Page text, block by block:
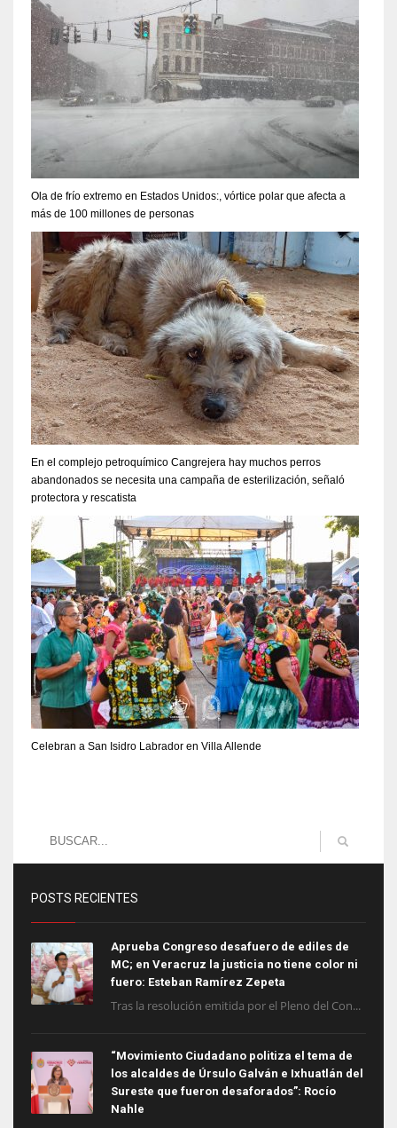
Ola de frío extremo en Estados Unidos:, vórtice polar que afecta a
más de 100 millones de personas
En el complejo petroquímico Cangrejera hay muchos perros
abandonados se necesita una campaña de esterilización, señaló
protectora y rescatista
Celebran a San Isidro Labrador en Villa Allende
POSTS RECIENTES
Aprueba Congreso desafuero de ediles de
MC; en Veracruz la justicia no tiene color ni
fuero: Esteban Ramírez Zepeta
Tras la resolución emitida por el Pleno del Con...
“Movimiento Ciudadano politiza el tema de
los alcaldes de Úrsulo Galván e Ixhuatlán del
Sureste que fueron desaforados”: Rocío
Nahle